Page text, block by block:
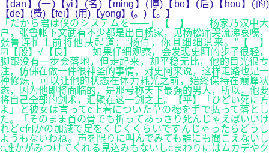
【dan】(一)【yi】(名)【ming】(博)【bo】(后)【hou】(的)
【de】(费)【fei】(用)【yong】(。)【。】
「だから君は僕のシステムを――」【 】 杨家乃汉中大
户，张鲁帐下文武有不少都是出自杨家，见杨松痛哭流涕哀嚎，
张鲁连忙上前将他扶起道：“杨伯，你且细细说来。”【 】
☑【殷】√【良】 如果仔细观察，会发现史阿的步子很轻，
脚跟没有一步会落地，但走起来，却平稳无比，他的目光很专
注，仿佛在做一件很神圣的事情，对史阿来说，这样走路也是一
种修炼，可以让他的状态在体力耗光之前，始终保持在巅峰状
态，因为他即将面临的，是那号称天下最强的男人，所以，他要
将自己全部的剑术，汇聚在这一剑之上。【平】「ひどい死に方
よ」と彼女は言ってc上着についた草の穂を手で払って落とし
た。「そのまま首の骨でも折ってあっさり死んじゃえばいいけ
れどc何かの加減で足をくじくくらいですんじゃったらどうし
ようもないわね。声を限りに叫んでみても誰にも聞こえないし
c誰かがみつけてくれる見込みもないしcまわりにはムカデやク